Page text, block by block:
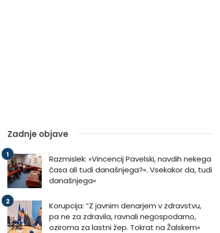
Zadnje objave
Razmislek: »Vincencij Pavelski, navdih nekega
časa ali tudi današnjega?«. Vsekakor da, tudi
današnjega«
Korupcija: “Z javnim denarjem v zdravstvu,
pa ne za zdravila, ravnali negospodarno,
oziroma za lastni žep. Tokrat na Žalskem«